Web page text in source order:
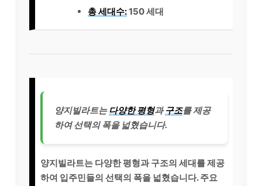
총 세대수:150 세대
양지빌라트는다양한 평형과구조를 제공
하여 선택의 폭을 넓혔습니다.
양지빌라트는 다양한 평형과 구조의 세대를 제공
하여 입주민들의 선택의 폭을 넓혔습니다. 주요